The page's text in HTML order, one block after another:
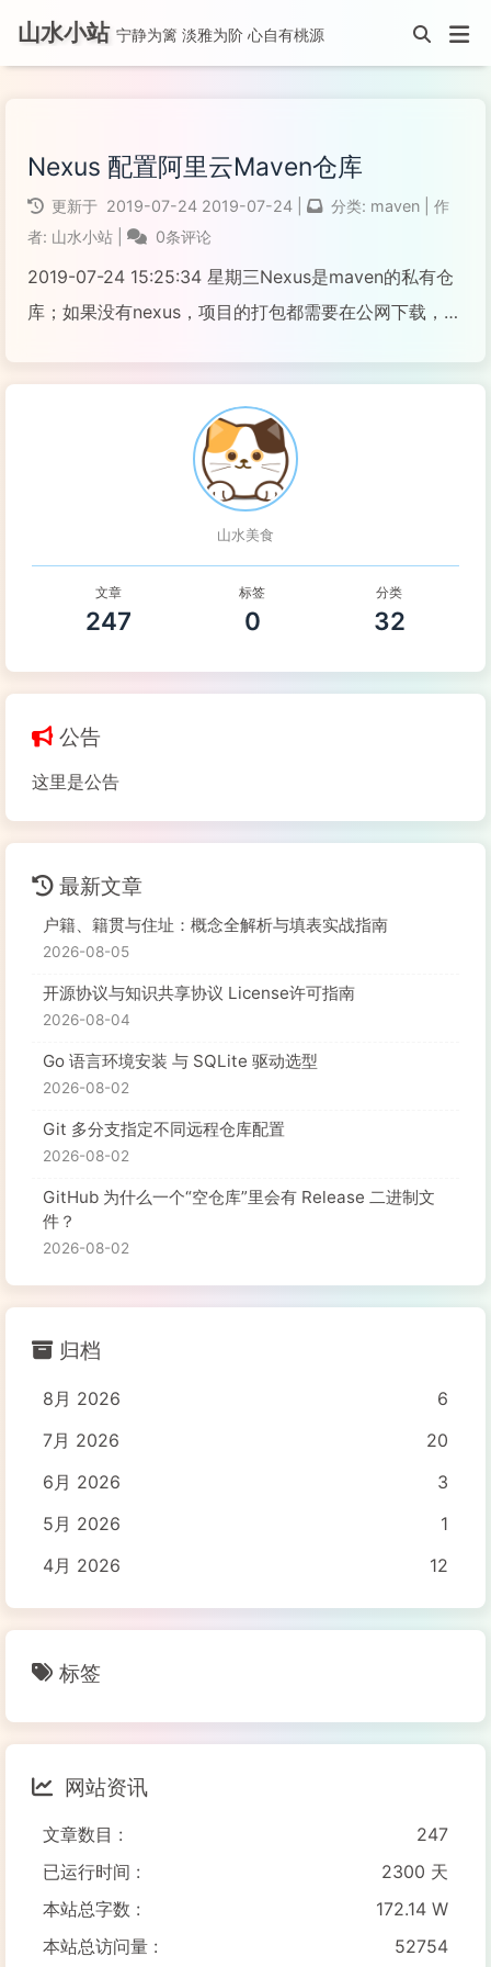
山水小站 宁静为篱 淡雅为阶 心自有桃源
Nexus 配置阿里云Maven仓库
更新于 2019-07-24 2019-07-24 分类: maven
作
者: 山水小站 0条评论
2019-07-24 15:25:34 星期三Nexus是maven的私有仓
库；如果没有nexus，项目的打包都需要在公网下载，不
的所有构件都需要通过maven的中央仓库和第三方的
maven仓库下载到本地，...
山水美食
文章
247
标签
0
分类
32
公告
这里是公告
最新文章
户籍、籍贯与住址：概念全解析与填表实战指南
2026-08-05
开源协议与知识共享协议 License许可指南
2026-08-04
Go 语言环境安装 与 SQLite 驱动选型
2026-08-02
Git 多分支指定不同远程仓库配置
2026-08-02
GitHub 为什么一个“空仓库”里会有 Release 二进制文
件？
2026-08-02
归档
8月 2026
6
7月 2026
20
6月 2026
3
5月 2026
1
4月 2026
12
标签
网站资讯
文章数目 :
247
已运行时间 :
2300 天
本站总字数 :
172.14 W
本站总访问量 :
52754